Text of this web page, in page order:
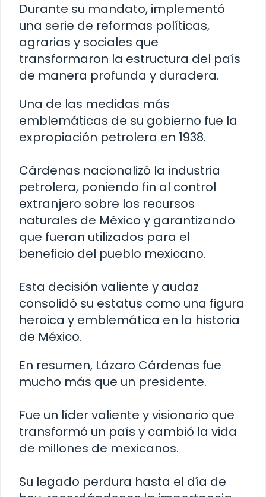
Durante su mandato, implementó
una serie de reformas políticas,
agrarias y sociales que
transformaron la estructura del país
de manera profunda y duradera.
Una de las medidas más
emblemáticas de su gobierno fue la
expropiación petrolera en 1938.
Cárdenas nacionalizó la industria
petrolera, poniendo fin al control
extranjero sobre los recursos
naturales de México y garantizando
que fueran utilizados para el
beneficio del pueblo mexicano.
Esta decisión valiente y audaz
consolidó su estatus como una figura
heroica y emblemática en la historia
de México.
En resumen, Lázaro Cárdenas fue
mucho más que un presidente.
Fue un líder valiente y visionario que
transformó un país y cambió la vida
de millones de mexicanos.
Su legado perdura hasta el día de